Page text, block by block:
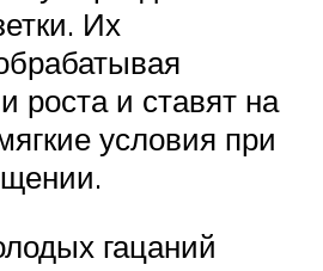
Их
роста и ставят на
условия при
гацаний